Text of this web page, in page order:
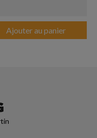
Ajouter au panier